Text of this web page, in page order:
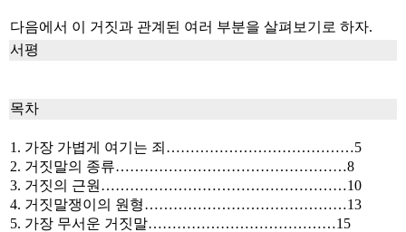
다음에서 이 거짓과 관계된 여러 부분을 살펴보기로 하자.
서평
목차
1. 가장 가볍게 여기는 죄…………………………………5
2. 거짓말의 종류…………………………………………8
3. 거짓의 근원……………………………………………10
4. 거짓말쟁이의 원형……………………………………13
5. 가장 무서운 거짓말…………………………………15